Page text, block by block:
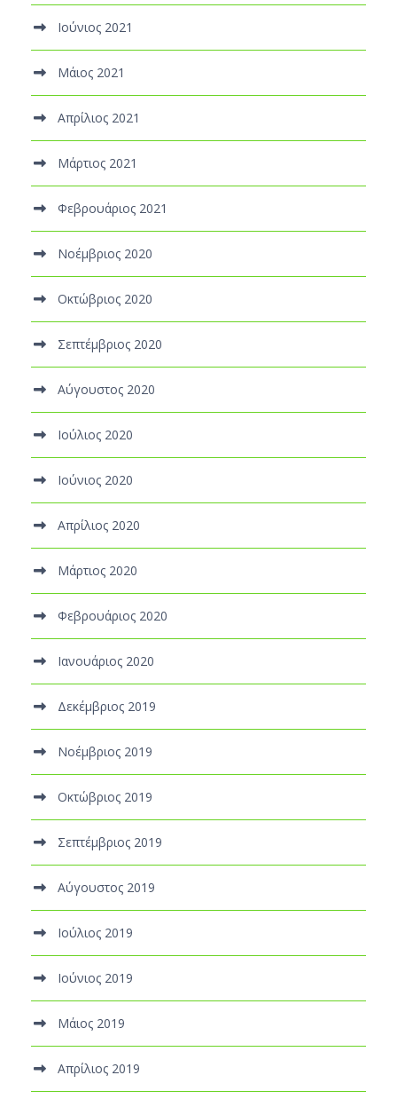
Ιούνιος 2021
Μάιος 2021
Απρίλιος 2021
Μάρτιος 2021
Φεβρουάριος 2021
Νοέμβριος 2020
Οκτώβριος 2020
Σεπτέμβριος 2020
Αύγουστος 2020
Ιούλιος 2020
Ιούνιος 2020
Απρίλιος 2020
Μάρτιος 2020
Φεβρουάριος 2020
Ιανουάριος 2020
Δεκέμβριος 2019
Νοέμβριος 2019
Οκτώβριος 2019
Σεπτέμβριος 2019
Αύγουστος 2019
Ιούλιος 2019
Ιούνιος 2019
Μάιος 2019
Απρίλιος 2019